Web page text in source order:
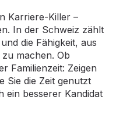
Karriere-Killer –
In der Schweiz zählt
die Fähigkeit, aus
machen. Ob
Familienzeit: Zeigen
Sie die Zeit genutzt
ein besserer Kandidat